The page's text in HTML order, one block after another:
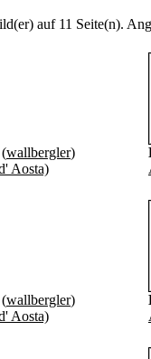
auf 11 Seite(n).
(wallbergler)
Aosta)
(wallbergler)
Aosta)